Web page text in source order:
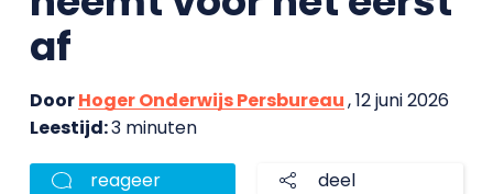
af
DoorHoger Onderwijs Persbureau, 12 juni 2026
Leestijd:3 minuten
reageer deel